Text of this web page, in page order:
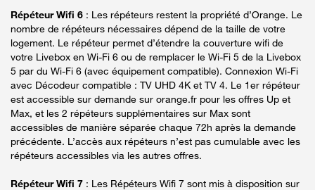
Répéteur Wifi 6 : Les répéteurs restent la propriété d’Orange. Le
nombre de répéteurs nécessaires dépend de la taille de votre
logement. Le répéteur permet d’étendre la couverture wifi de
votre Livebox en Wi-Fi 6 ou de remplacer le Wi-Fi 5 de la Livebox
5 par du Wi-Fi 6 (avec équipement compatible). Connexion Wi-Fi
avec Décodeur compatible : TV UHD 4K et TV 4. Le 1er répéteur
est accessible sur demande sur orange.fr pour les offres Up et
Max, et les 2 répéteurs supplémentaires sur Max sont
accessibles de manière séparée chaque 72h après la demande
précédente. L’accès aux répéteurs n’est pas cumulable avec les
répéteurs accessibles via les autres offres.
Répéteur Wifi 7 : Les Répéteurs Wifi 7 sont mis à disposition sur